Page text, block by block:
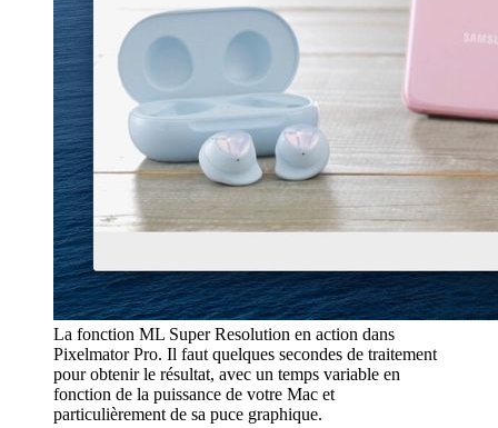
La fonction ML Super Resolution en action dans
Pixelmator Pro. Il faut quelques secondes de traitement
pour obtenir le résultat, avec un temps variable en
fonction de la puissance de votre Mac et
particulièrement de sa puce graphique.